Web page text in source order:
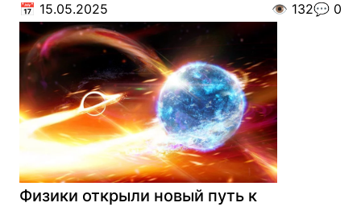
📅 15.05.2025 👁️ 132💬 0
Физики открыли новый путь к